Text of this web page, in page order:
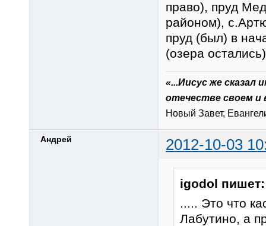
право), пруд
районом),
пруд (был) в
(озера
«...Иисус же сказал
отечестве своем и
Новый Завет,
Андрей 2012-10-03
igodol пишет:
..... Это что
Лабутино, а